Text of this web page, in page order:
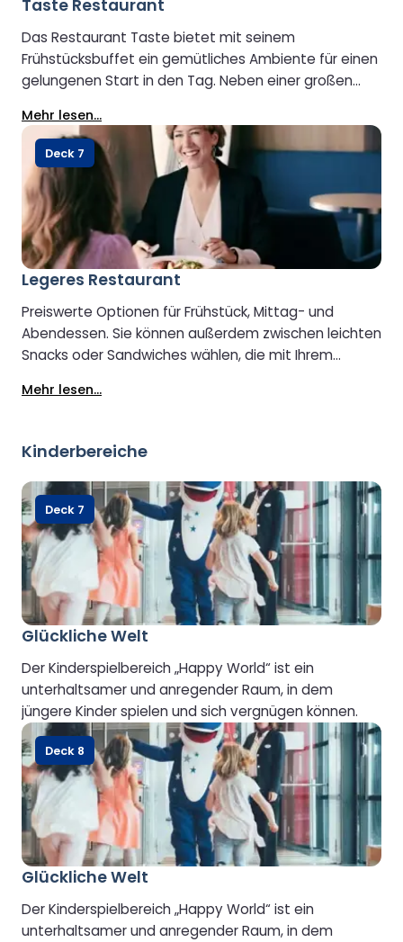
Taste Restaurant
Das Restaurant Taste bietet mit seinem
Frühstücksbuffet ein gemütliches Ambiente für einen
gelungenen Start in den Tag. Neben einer großen
herzhafte warme Gerichte für jeden Geschmack.
Nachmittags und abends verwandelt sich das
Restaurant in ein À-la-carte-Restaurant und bietet
Ihnen ein entspanntes und ungestörtes Esserlebnis
mit frisch zubereiteten Speisen und einer Auswahl an
Getränken, darunter Aperitifs, Weine, alkoholfreie
Getränke und Digestifs. Eine separate Kinderkarte ist
ebenfalls vorhanden.
Mehr lesen...
Legeres Restaurant
Preiswerte Optionen für Frühstück, Mittag- und
Abendessen. Sie können außerdem zwischen leichten
Snacks oder Sandwiches wählen, die mit Ihrem
alkoholfrei, serviert werden.
Mehr lesen...
Deck 7
Kinderbereiche
Glückliche Welt
Der Kinderspielbereich „Happy World“ ist ein
unterhaltsamer und anregender Raum, in dem
jüngere Kinder spielen und sich vergnügen können.
Deck 7
Glückliche Welt
Der Kinderspielbereich „Happy World“ ist ein
unterhaltsamer und anregender Raum, in dem
Deck 8